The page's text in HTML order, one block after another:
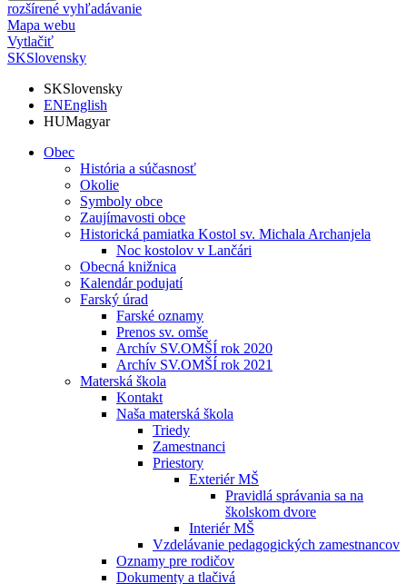
rozšírené vyhľadávanie
Mapa webu
Vytlačiť
SKSlovensky
SKSlovensky
ENEnglish
HUMagyar
Obec
História a súčasnosť
Okolie
Symboly obce
Zaujímavosti obce
Historická pamiatka Kostol sv. Michala Archanjela
Noc kostolov v Lančári
Obecná knižnica
Kalendár podujatí
Farský úrad
Farské oznamy
Prenos sv. omše
Archív SV.OMŠÍ rok 2020
Archív SV.OMŠÍ rok 2021
Materská škola
Kontakt
Naša materská škola
Triedy
Zamestnanci
Priestory
Exteriér MŠ
Pravidlá správania sa na
školskom dvore
Interiér MŠ
Vzdelávanie pedagogických zamestnancov
Oznamy pre rodičov
Dokumenty a tlačivá